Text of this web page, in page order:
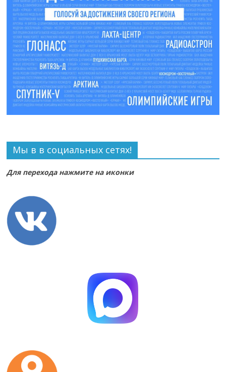
Мы в в социальных сетях!
Для перехода нажмите на иконки